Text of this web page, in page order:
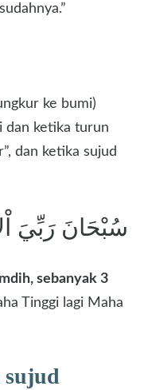
ke bumi)
dan ketika turun
dan ketika sujud
سُبْحَانَ رَبِّيَ
sebanyak 3
Tinggi lagi Maha
sujud